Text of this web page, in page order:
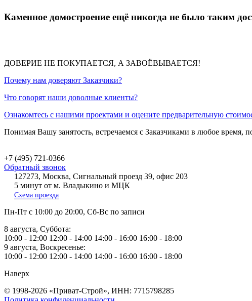
Каменное домостроение ещё никогда не было таким
ДОВЕРИЕ НЕ ПОКУПАЕТСЯ, А ЗАВОЁВЫВАЕТСЯ!
Почему нам доверяют Заказчики?
Что говорят наши доволные клиенты?
Ознакомтесь с нашими проектами и оцените предварительную
Понимая Вашу занятость, встречаемся с Заказчиками в любое время,
+7 (495) 721-0366
Обратный звонок
127273, Москва, Сигнальный проезд 39, офис 203
5 минут от м. Владыкино и МЦК
Схема проезда
Пн-Пт с 10:00 до 20:00, Сб-Вс по записи
8 августа, Суббота:
10:00 - 12:00 12:00 - 14:00 14:00 - 16:00 16:00 - 18:00
9 августа, Воскресенье:
10:00 - 12:00 12:00 - 14:00 14:00 - 16:00 16:00 - 18:00
Наверх
© 1998-2026 «Приват-Строй», ИНН: 7715798285